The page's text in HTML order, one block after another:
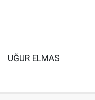
UĞUR ELMAS